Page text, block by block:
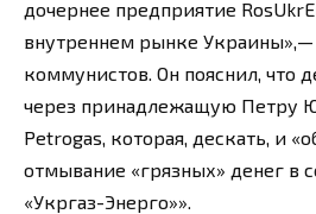
дочернее предприятие
внутреннем рынке Украины»,—
коммунистов. Он пояснил, что
через принадлежащую Петру
Petrogas, которая, дескать, и
отмывание «грязных» денег в
«Укргаз-Энерго»».